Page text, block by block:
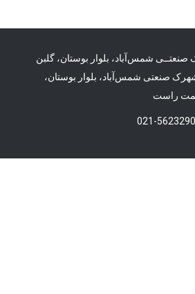
1 : شــهرک صنعتــی شمس‌آباد، بلوار بوستان، گلبن
8 / کارخانه 2: شهرک صنعتی شمس‌آباد، بلوار بوستان،